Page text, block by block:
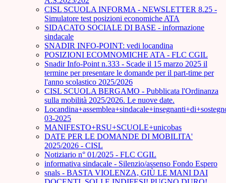
CISL SCUOLA INFORMA - NEWSLETTER 8.25 -
Simulatore test posizioni economiche ATA
SIDACATO SOCIALE DI BASE - informazione
sindacale
SNADIR INFO-POINT: vedi locandina
POSIZIONI ECOMNOMICHE ATA - FLC CGIL
Snadir Info-Point n.333 - Scade il 15 marzo 2025 il
termine per presentare le domande per il part-time per
l'anno scolastico 2025/2026
CISL SCUOLA BERGAMO - Pubblicata l'Ordinanza
sulla mobilità 2025/2026. Le nuove date.
03-2025
MANIFESTO+RSU+SCUOLE+unicobas
DATE PER LE DOMANDE DI MOBILITA'
2025/2026 - CISL
Notiziario n° 01/2025 - FLC CGIL
informativa sindacale - Silenzio/assenso Fondo Espero
snals - BASTA VIOLENZA, GIÙ LE MANI DAI